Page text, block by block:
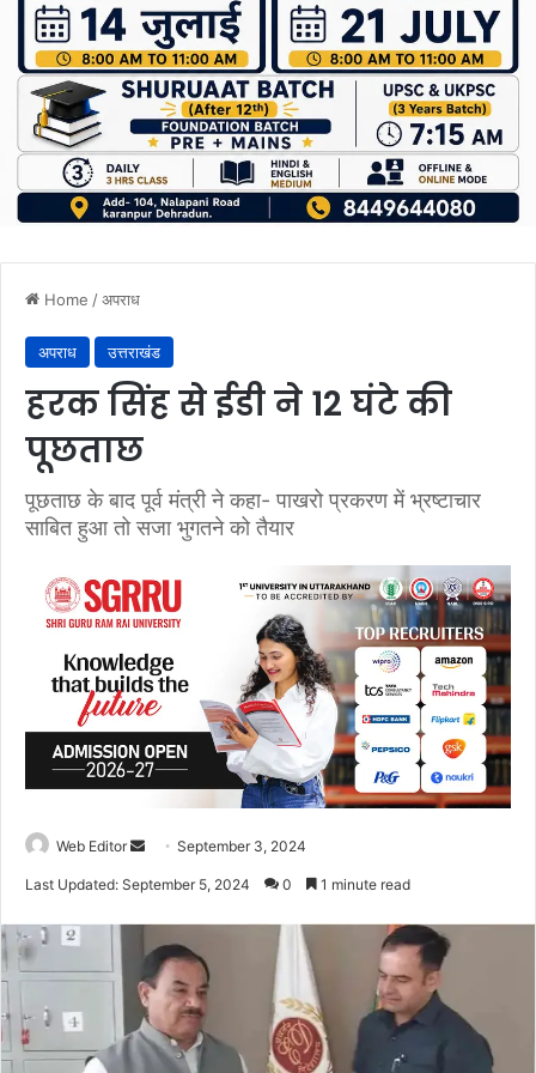
Home /अपराध
अपराध उत्तराखंड
हरक सिंह से ईडी ने 12 घंटे की
पूछताछ
पूछताछ के बाद पूर्व मंत्री ने कहा- पाखरो प्रकरण में भ्रष्टाचार
साबित हुआ तो सजा भुगतने को तैयार
Web Editor
a
n
e
m
September 3, 2024
Last Updated: September 5, 2024 0 1 minute read